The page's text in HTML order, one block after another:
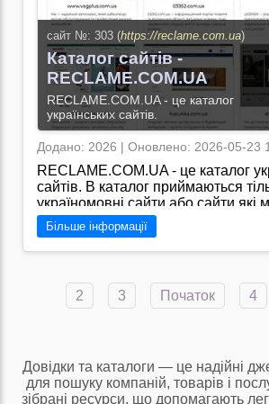
Перейти на сайт →
сайт №: 303 (https://reclame.com.ua)
Каталог сайтів -
RECLAME.COM.UA
RECLAME.COM.UA - це каталог
українських сайтів.
Додано: 2026 | Оновлено: 2026-05-23
RECLAME.COM.UA - це каталог
сайтів. В каталог приймаються
україномовні сайти або сайти які
україномовну версію. В каталог
тільки сайти які мають відношення
наш каталог сайтів
публікацією на сайті перевіряються
Більше інформації
2 3 Початок 4
Довідки та каталоги — це надійні
для пошуку компаній, товарів і
зібрані ресурси, що допомагають